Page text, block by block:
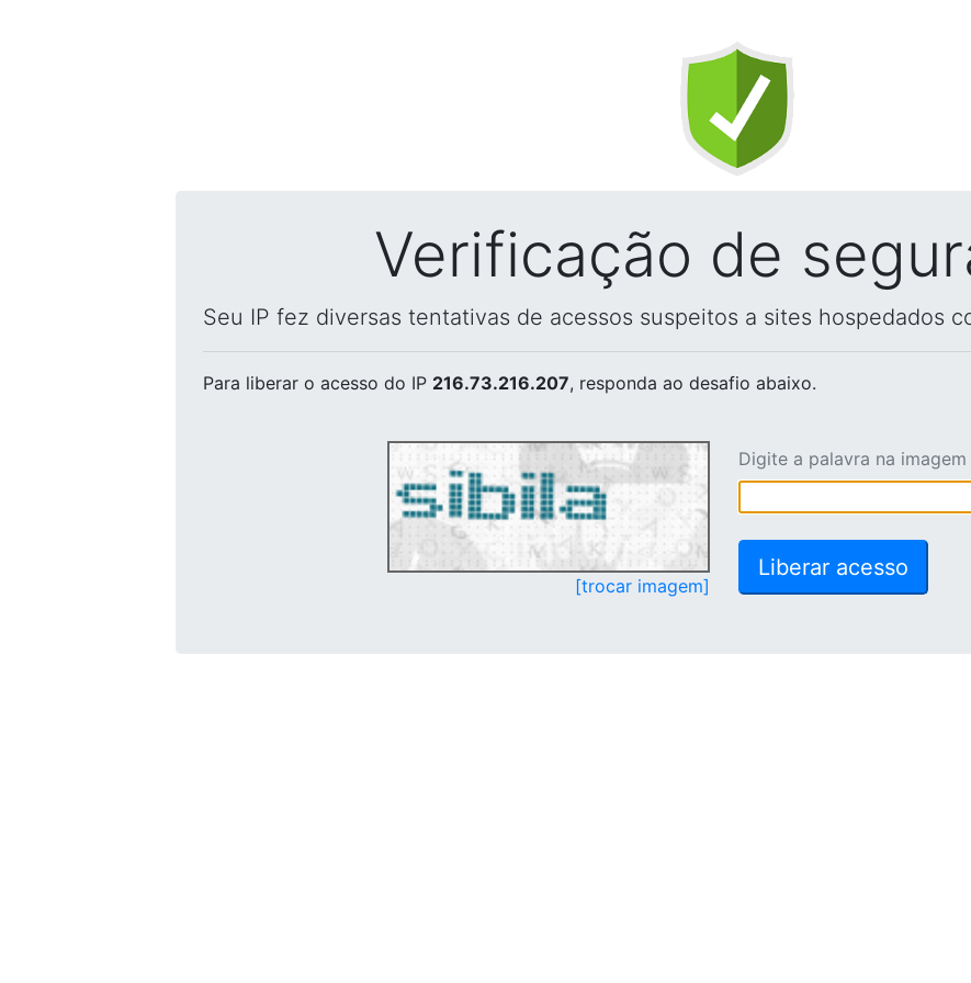
Verificação de
Seu IP fez diversas tentativas de acessos suspeitos a sites hospedados
Para liberar o acesso do IP 216.73.216.207, responda ao desafio abaixo.
[trocar imagem]
Digite a palavra na